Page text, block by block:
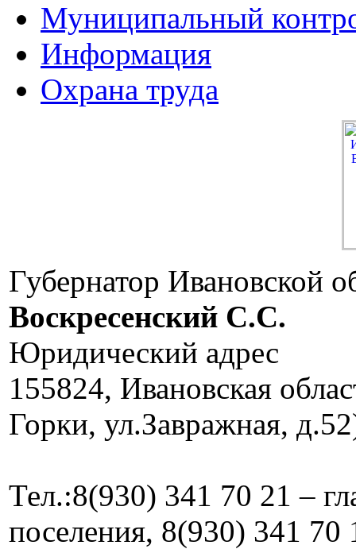
Муниципальный
Информация
Охрана труда
Губернатор Ивановской
Воскресенский C.C.
Юридический адрес
155824, Ивановская
Горки, ул.Завражная,
Тел.:8(930) 341 70 21 –
поселения, 8(930) 341 70